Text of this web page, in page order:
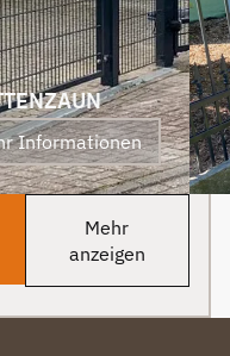
PS Nach
gab es
Dank und Abschied
noch ein Paket mit
Honig. Danke
dafür!
Informationen
Mehr
anzeigen